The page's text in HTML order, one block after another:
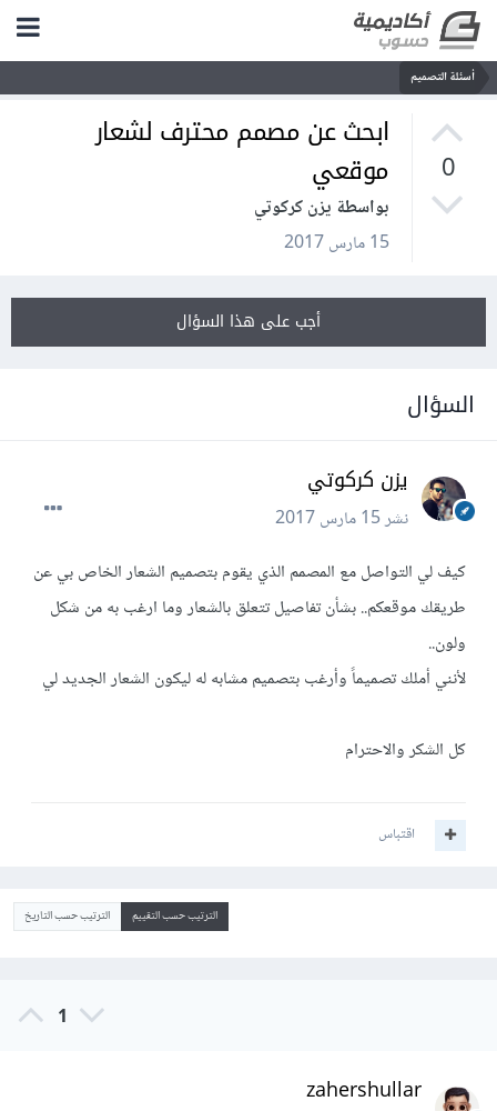
أسئلة التصميم
0
ابحث عن مصمم محترف لشعار
موقعي
بواسطة يزن كركوتي
15 مارس 2017
أجب على هذا السؤال
السؤال
يزن كركوتي
نشر15 مارس 2017
كيف لي التواصل مع المصمم الذي يقوم بتصميم الشعار الخاص بي عن
طريقك موقعكم.. بشأن تفاصيل تتعلق بالشعار وما ارغب به من شكل
ولون..
لأنني أملك تصميماً وأرغب بتصميم مشابه له ليكون الشعار الجديد لي
كل الشكر والاحترام
اقتباس
الترتيب حسب التقييم الترتيب حسب التاريخ
1
zahershullar